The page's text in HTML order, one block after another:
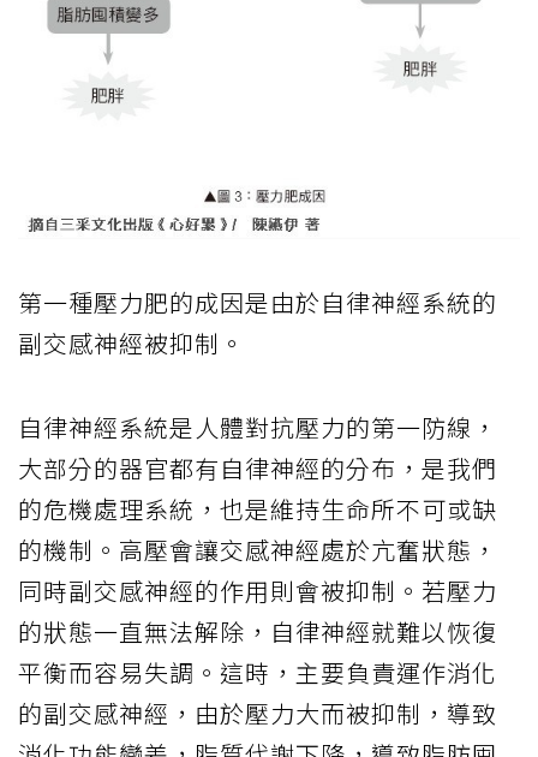
第一種壓力肥的成因是由於自律神經系統的
副交感神經被抑制。
自律神經系統是人體對抗壓力的第一防線，
大部分的器官都有自律神經的分布，是我們
的危機處理系統，也是維持生命所不可或缺
的機制。高壓會讓交感神經處於亢奮狀態，
同時副交感神經的作用則會被抑制。若壓力
的狀態一直無法解除，自律神經就難以恢復
平衡而容易失調。這時，主要負責運作消化
的副交感神經，由於壓力大而被抑制，導致